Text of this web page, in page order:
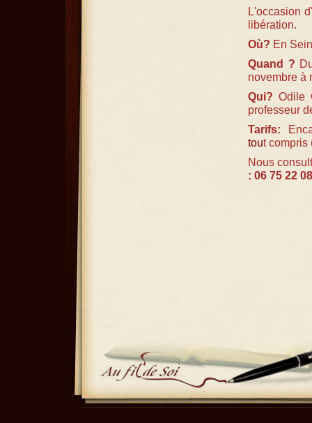
L'occasion
libération.
Où? En
Quand ?
novembre à
Qui? Odile
professeur
Tarifs:
tout compris
Nous
: 06 75 22